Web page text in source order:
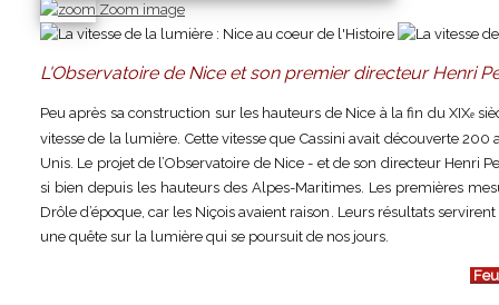
Zoom image
L'Observatoire de Nice et son premier directeur Henri
Peu après sa construction sur les hauteurs de Nice à la fin du XIXe
vitesse de la lumière. Cette vitesse que Cassini avait découverte
Unis. Le projet de l’Observatoire de Nice - et de son directeur Henri
si bien depuis les hauteurs des Alpes-Maritimes. Les premières
Drôle d’époque, car les Niçois avaient raison. Leurs résultats
une quête sur la lumière qui se poursuit de nos jours.